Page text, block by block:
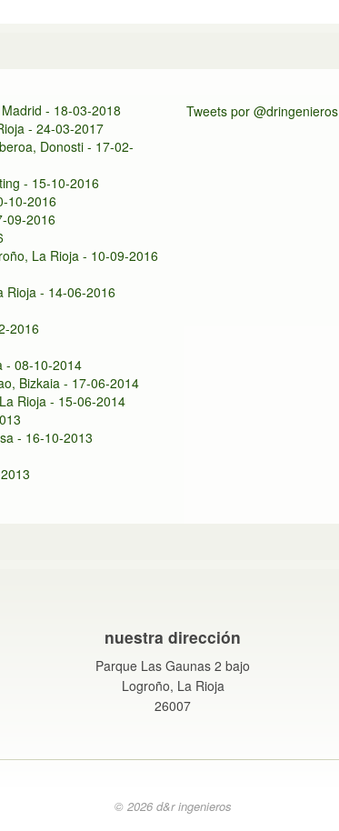
- 18-03-2018
- 24-03-2017
Donosti - 17-02-
- 15-10-2016
10-2016
09-2016
La Rioja - 10-09-2016
Rioja - 14-06-2016
2016
- 08-10-2014
Bizkaia - 17-06-2014
Rioja - 15-06-2014
- 16-10-2013
Tweets por @dringenieros
nuestra dirección
Parque Las Gaunas 2 bajo
Logroño, La Rioja
26007
© 2026 d&r ingenieros